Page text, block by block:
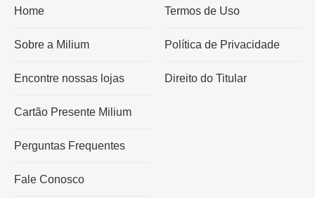
Home
Sobre a Milium
Encontre nossas lojas
Cartão Presente Milium
Perguntas Frequentes
Fale Conosco
Termos de Uso
Política de Privacidade
Direito do Titular